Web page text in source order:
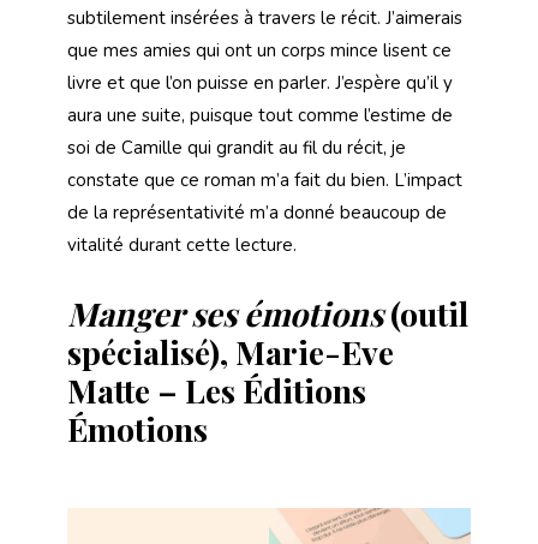
subtilement insérées à travers le récit. J’aimerais
que mes amies qui ont un corps mince lisent ce
livre et que l’on puisse en parler. J’espère qu’il y
aura une suite, puisque tout comme l’estime de
soi de Camille qui grandit au fil du récit, je
constate que ce roman m’a fait du bien. L’impact
de la représentativité m’a donné beaucoup de
vitalité durant cette lecture.
Manger ses émotions(outil
spécialisé), Marie-Eve
Matte – Les Éditions
Émotions